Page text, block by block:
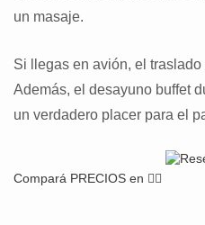
un masaje.
Si llegas en avión, el
Además, el desayuno buffet
un verdadero placer para el
Compará PRECIOS en 👉🏽